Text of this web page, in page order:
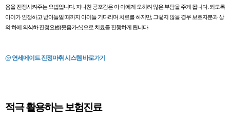
음을 진정시켜주는 요법입니다. 지나친 공포감은 아 이에게 오히려 많은 부담을 주게 됩니다. 되도록
아이가 인정하고 받아들일 때까지 아이들 기다리며 치료를 하지만, 그렇지 않을 경우 보호자분과 상
의 하에 의식하 진정요법(웃음가스)으로 치료를 진행하게 됩니다.
@ 연세메이트 진정마취 시스템 바로가기
적극 활용하는 보험진료